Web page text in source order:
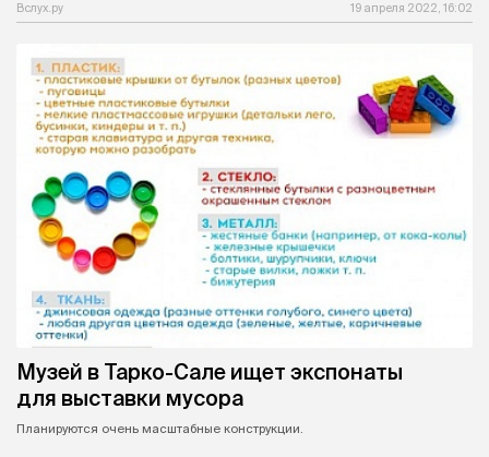
Вслух.ру 19 апреля 2022, 16:02
Музей в Тарко-Сале ищет экспонаты
для выставки мусора
Планируются очень масштабные конструкции.